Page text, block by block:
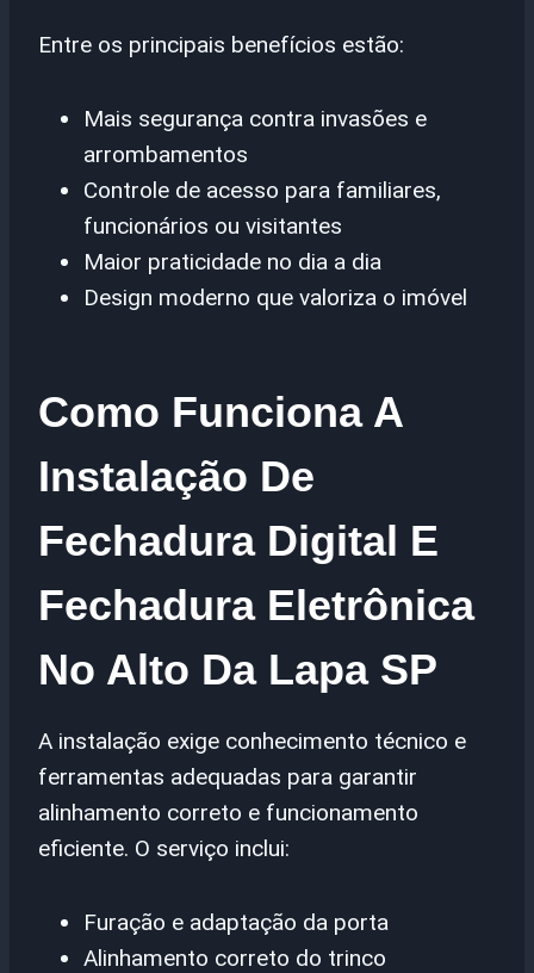
Entre os principais benefícios estão:
Mais segurança contra invasões e
arrombamentos
Controle de acesso para familiares,
funcionários ou visitantes
Maior praticidade no dia a dia
Design moderno que valoriza o imóvel
Como Funciona A
Instalação De
Fechadura Digital E
Fechadura Eletrônica
No Alto Da Lapa SP
A instalação exige conhecimento técnico e
ferramentas adequadas para garantir
alinhamento correto e funcionamento
eficiente. O serviço inclui:
Furação e adaptação da porta
Alinhamento correto do trinco